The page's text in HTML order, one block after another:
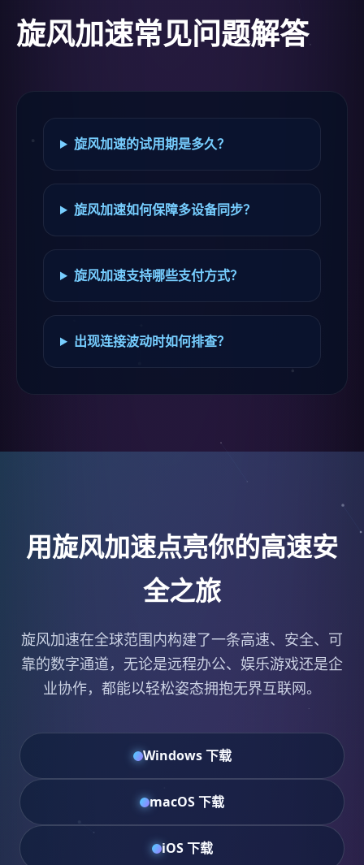
旋风加速常见问题解答
旋风加速的试用期是多久？
旋风加速如何保障多设备同步？
旋风加速支持哪些支付方式？
出现连接波动时如何排查？
用旋风加速点亮你的高速安
全之旅
旋风加速在全球范围内构建了一条高速、安全、可
靠的数字通道，无论是远程办公、娱乐游戏还是企
业协作，都能以轻松姿态拥抱无界互联网。
Windows 下载
macOS 下载
iOS 下载